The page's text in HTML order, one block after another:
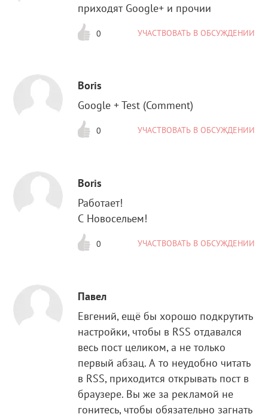
приходят Google+ и прочии
0 УЧАСТВОВАТЬ В ОБСУЖДЕНИИ
Boris
Google + Test (Comment)
0 УЧАСТВОВАТЬ В ОБСУЖДЕНИИ
Boris
Работает!
С Новосельем!
0 УЧАСТВОВАТЬ В ОБСУЖДЕНИИ
Павел
Евгений, ещё бы хорошо подкрутить
настройки, чтобы в RSS отдавался
весь пост целиком, а не только
первый абзац. А то неудобно читать
в RSS, приходится открывать пост в
браузере. Вы же за рекламой не
гонитесь, чтобы обязательно загнать